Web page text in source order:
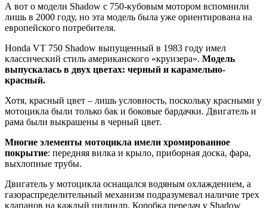
А вот о модели Shadow с 750-кубовым мотором вспомнили
лишь в 2000 году, но эта модель была уже ориентирована на
европейского потребителя.
Honda VT 750 Shadow выпущенный в 1983 году имел
классический стиль американского «круизера». Модель
выпускалась в двух цветах: черный и карамельно-
красный.
Хотя, красный цвет – лишь условность, поскольку красными у
мотоцикла были только бак и боковые бардачки. Двигатель и
рама были выкрашены в черный цвет.
Многие элементы мотоцикла имели хромированное
покрытие: передняя вилка и крыло, приборная доска, фара,
выхлопные трубы.
Двигатель у мотоцикла оснащался водяным охлаждением, а
газораспределительный механизм подразумевал наличие трех
клапанов на каждый цилиндр. Коробка передач у Shadow